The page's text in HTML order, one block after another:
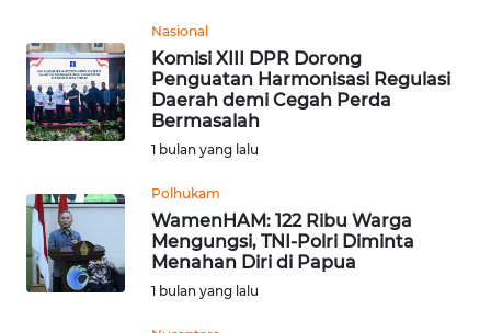
Nasional
Komisi XIII DPR Dorong
Penguatan Harmonisasi Regulasi
Daerah demi Cegah Perda
Bermasalah
1 bulan yang lalu
Polhukam
WamenHAM: 122 Ribu Warga
Mengungsi, TNI-Polri Diminta
Menahan Diri di Papua
1 bulan yang lalu
KONTAK
KAMI
IKLAN
TENTANG
KAMI